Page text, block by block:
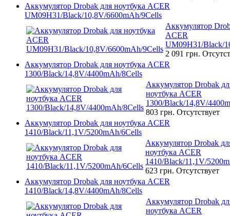
Аккумулятор Drobak для ноутбука ACER
UM09H31/Black/10,8V/6600mAh/9Cells
Аккумулятор
ACER
UM09H31/Black/
2 091 грн.
Аккумулятор Drobak для ноутбука ACER
1300/Black/14,8V/4400mAh/8Cells
Аккумулятор Drobak
ноутбука ACER
1300/Black/14,8V/
803 грн. Отсутствует
Аккумулятор Drobak для ноутбука ACER
1410/Black/11,1V/5200mAh/6Cells
Аккумулятор Drobak
ноутбука ACER
1410/Black/11,1V/
623 грн. Отсутствует
Аккумулятор Drobak для ноутбука ACER
1410/Black/14,8V/4400mAh/8Cells
Аккумулятор Drobak
ноутбука ACER